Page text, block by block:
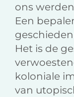
ons
Een
Het is de
koloniale
van